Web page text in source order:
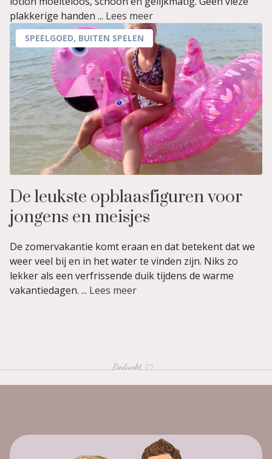
plakkerige handen ... Lees meer
SPEELGOED, BUITEN SPELEN
De leukste opblaasfiguren voor
jongens en meisjes
De zomervakantie komt eraan en dat betekent dat we
weer veel bij en in het water te vinden zijn. Niks zo
lekker als een verfrissende duik tijdens de warme
vakantiedagen. ... Lees meer